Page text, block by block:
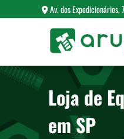
Av. dos
Loja de
em SP